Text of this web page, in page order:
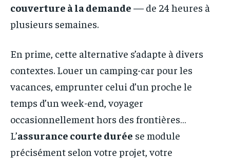
couverture à la demande — de 24 heures à
plusieurs semaines.
En prime, cette alternative s’adapte à divers
contextes. Louer un camping-car pour les
vacances, emprunter celui d’un proche le
temps d’un week-end, voyager
occasionnellement hors des frontières…
L’assurance courte durée se module
précisément selon votre projet, votre